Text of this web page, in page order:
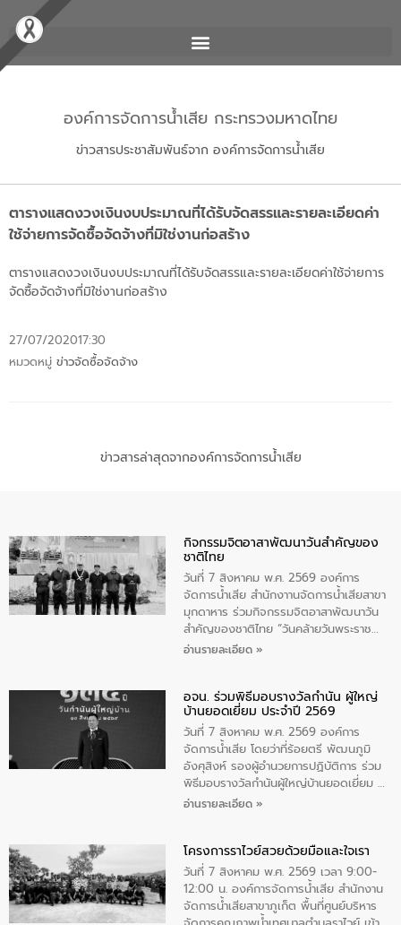
องค์การจัดการน้ำเสีย กระทรวงมหาดไทย
ข่าวสารประชาสัมพันธ์จาก องค์การจัดการน้ำเสีย
ตารางแสดงวงเงินงบประมาณที่ได้รับจัดสรรและรายละเอียดค่า
ใช้จ่ายการจัดซื้อจัดจ้างที่มิใช่งานก่อสร้าง
ตารางแสดงวงเงินงบประมาณที่ได้รับจัดสรรและรายละเอียดค่าใช้จ่ายการ
จัดซื้อจัดจ้างที่มิใช่งานก่อสร้าง
27/07/202017:30
หมวดหมู่ ข่าวจัดซื้อจัดจ้าง
ข่าวสารล่าสุดจากองค์การจัดการน้ำเสีย
กิจกรรมจิตอาสาพัฒนาวันสําคัญของ
ชาติไทย
วันที่ 7 สิงหาคม พ.ศ. 2569 องค์การ
จัดการน้ำเสีย สำนักงาานจัดการน้ำเสียสาขา
มุกดาหาร ร่วมกิจกรรมจิตอาสาพัฒนาวัน
สําคัญของชาติไทย “วันคล้ายวันพระราช
สมภพ สมเด็จพระนางเจ้าสิริกิติ์พระบรม
ทิพย์คำ รองผู้ว่าราชการจังหวัดมุกดาหาร
เป็นประธานในพิธี ณ เรือนจําชั่วคราวนาโสก
ตําบลนาโสก อําเภอเมืองมุกดาหาร จังหวัด
มุกดาหาร โดยในกิจกรรมได้ร่วมปลูกป่า และ
ทําความสะอาดภายในบริเวณ จัดกิจกรรม
เพื่อถวายเป็นพระราชกุศล สมเด็จพระนาง
เจ้าสิริกิติ์พระบรมราชินีนาถ พระบรมราช
อ่านรายละเอียด »
อจน. ร่วมพิธีมอบรางวัลกำนัน ผู้ใหญ่
บ้านยอดเยี่ยม ประจำปี 2569
วันที่ 7 สิงหาคม พ.ศ. 2569 องค์การ
จัดการน้ำเสีย โดยว่าที่ร้อยตรี พัฒนภูมิ
อังศุสิงห์ รองผู้อำนวยการปฏิบัติการ ร่วม
พิธีมอบรางวัลกำนันผู้ใหญ่บ้านยอดเยี่ยม ณ
ทำเนียบรัฐบาล โดยมีนายอนุทิน ชาญวีรกูล
ทองคำและประกาศเกียรติคุณให้แก่ กำนัน
ผู้ใหญ่บ้านยอดเยี่ยม พร้อมกล่าวชื่นชม ให้
โอวาท และมอบนโยบาย
อ่านรายละเอียด »
โครงการราไวย์สวยด้วยมือและใจเรา
วันที่ 7 สิงหาคม พ.ศ. 2569 เวลา 9:00-
12:00 น. องค์การจัดการน้ำเสีย สำนักงาน
จัดการน้ำเสียสาขาภูเก็ต พื้นที่ศูนย์บริหาร